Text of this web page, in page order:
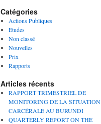
Catégories
Actions Publiques
Etudes
Non classé
Nouvelles
Prix
Rapports
Articles récents
RAPPORT TRIMESTRIEL DE
MONITORING DE LA SITUATION
CARCÉRALE AU BURUNDI
QUARTERLY REPORT ON THE